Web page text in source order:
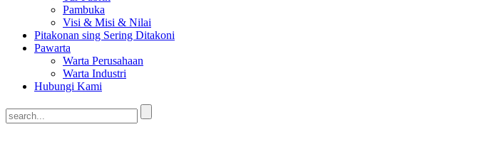
Pambuka
Visi & Misi & Nilai
Pitakonan sing Sering Ditakoni
Pawarta
Warta Perusahaan
Warta Industri
Hubungi Kami